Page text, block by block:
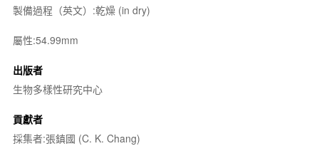
製備過程（英文）:乾燥 (in dry)
屬性:54.99mm
出版者
生物多樣性研究中心
貢獻者
採集者:張鎮國 (C. K. Chang)